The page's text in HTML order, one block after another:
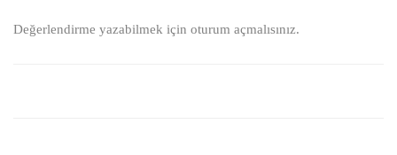
Değerlendirme yazabilmek için oturum açmalısınız.